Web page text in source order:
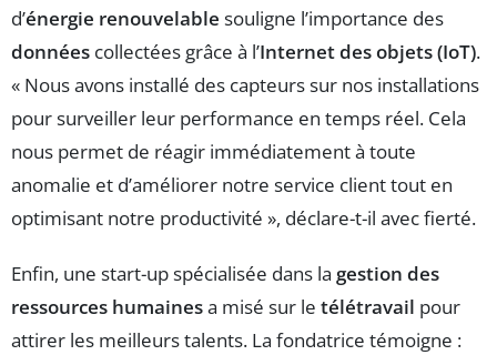
d’énergie renouvelable souligne l’importance des
données collectées grâce à l’Internet des objets (IoT).
« Nous avons installé des capteurs sur nos installations
pour surveiller leur performance en temps réel. Cela
nous permet de réagir immédiatement à toute
anomalie et d’améliorer notre service client tout en
optimisant notre productivité », déclare-t-il avec fierté.
Enfin, une start-up spécialisée dans la gestion des
ressources humainesa misé sur le télétravail pour
attirer les meilleurs talents. La fondatrice témoigne :